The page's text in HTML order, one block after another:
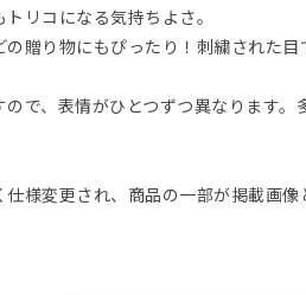
リコになる気持ちよさ。
贈り物にもぴったり！刺繍された
で、表情がひとつずつ異なります。
様変更され、商品の一部が掲載画像